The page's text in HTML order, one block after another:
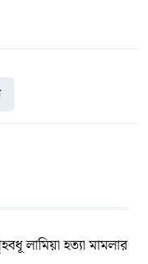
লামিয়া হত্যা মামলার